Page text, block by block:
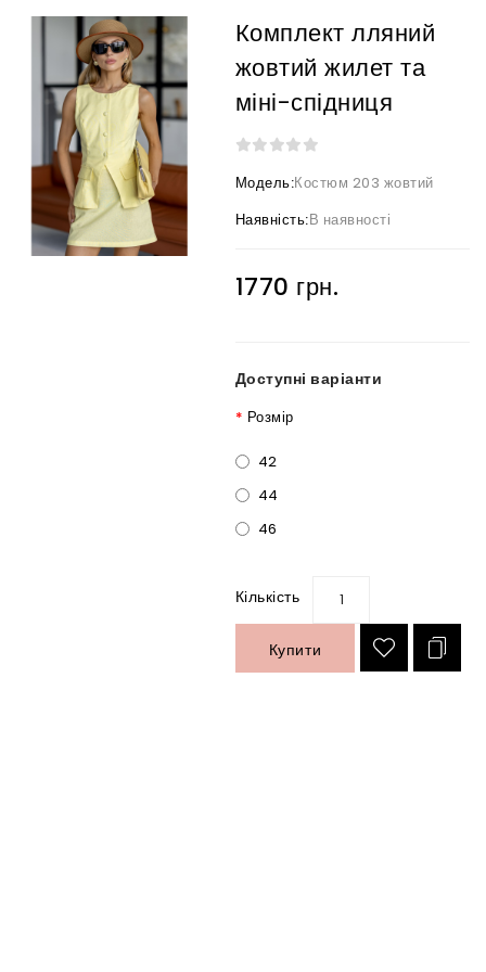
Комплект лляний
жовтий жилет та
міні-спідниця
Модель:Костюм 203 жовтий
Наявність:В наявності
1770 грн.
Доступні варіанти
Розмір
42
44
46
Кількість
Купити